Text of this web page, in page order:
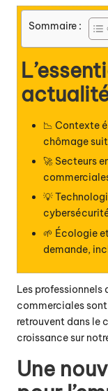
Sommaire :
📉 Contexte
chômage
🚀 Secteurs
💡
🌱 Écologie
demande,
Les
commerciales
retrouvent dans le
croissance sur
Une